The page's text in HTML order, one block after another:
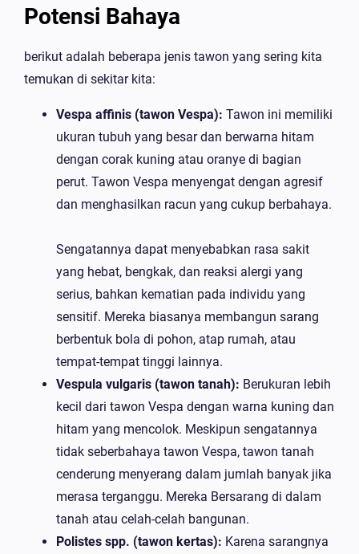
Potensi Bahaya
berikut adalah beberapa jenis tawon yang sering kita
temukan di sekitar kita:
Vespa affinis (tawon Vespa): Tawon ini memiliki
ukuran tubuh yang besar dan berwarna hitam
dengan corak kuning atau oranye di bagian
perut. Tawon Vespa menyengat dengan agresif
dan menghasilkan racun yang cukup berbahaya.
Sengatannya dapat menyebabkan rasa sakit
yang hebat, bengkak, dan reaksi alergi yang
serius, bahkan kematian pada individu yang
sensitif. Mereka biasanya membangun sarang
berbentuk bola di pohon, atap rumah, atau
tempat-tempat tinggi lainnya.
Vespula vulgaris (tawon tanah): Berukuran lebih
kecil dari tawon Vespa dengan warna kuning dan
hitam yang mencolok. Meskipun sengatannya
tidak seberbahaya tawon Vespa, tawon tanah
cenderung menyerang dalam jumlah banyak jika
merasa terganggu. Mereka Bersarang di dalam
tanah atau celah-celah bangunan.
Polistes spp. (tawon kertas): Karena sarangnya